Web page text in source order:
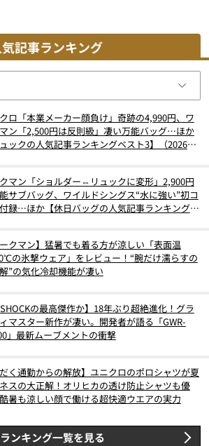
記事ランキング
ロ「本業メーカー顔負け」奇跡の4,990円、ワ
ン「2,500円は反則級」凄い万能バッグ…ほか
ュックの人気記事ランキングベスト3】（2026年
マン「ショルダー⇔リュックに変形」2,900円
サブバッグ、ワイルドシングス“水に強い”初コ
録…ほか【休日バッグの人気記事ランキングベ
ークマン】猛暑でも着る方が涼しい「表面温
の氷撃ウェア」をレビュー！“腕だけ濡らすの
”の気化冷却機能が凄い
SHOCKの最高傑作か】18年ぶり超絶進化！グラ
マスター新作が凄い。開発者が語る「GWR-
」最新ムーブメントの衝撃
だく通勤からの解放】ユニクロのポロシャツが夏
スの大正解！オリヒカの透け防止シャツも優
暑も涼しい顔で働ける超快適ウエアの実力
ランキング一覧を見る